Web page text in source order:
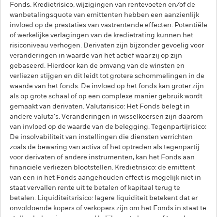
Fonds. Kredietrisico, wijzigingen van rentevoeten en/of de
wanbetalingsquote van emittenten hebben een aanzienlijk
invloed op de prestaties van vastrentende effecten. Potentiële
of werkelijke verlagingen van de kredietrating kunnen het
risiconiveau verhogen. Derivaten zijn bijzonder gevoelig voor
veranderingen in waarde van het actief waar zij op zijn
gebaseerd. Hierdoor kan de omvang van de winsten en
verliezen stijgen en dit leidt tot grotere schommelingen in de
waarde van het fonds. De invloed op het fonds kan groter zijn
als op grote schaal of op een complexe manier gebruik wordt
gemaakt van derivaten. Valutarisico: Het Fonds belegt in
andere valuta's. Veranderingen in wisselkoersen zijn daarom
van invloed op de waarde van de belegging. Tegenpartijrisico:
De insolvabiliteit van instellingen die diensten verrichten
zoals de bewaring van activa of het optreden als tegenpartij
voor derivaten of andere instrumenten, kan het Fonds aan
financiële verliezen blootstellen. Kredietrisico: de emittent
van een in het Fonds aangehouden effect is mogelijk niet in
staat vervallen rente uit te betalen of kapitaal terug te
betalen. Liquiditeitsrisico: lagere liquiditeit betekent dat er
onvoldoende kopers of verkopers zijn om het Fonds in staat te